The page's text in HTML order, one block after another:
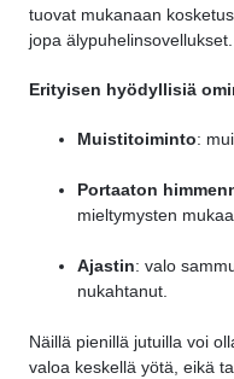
tuovat mukanaan
jopa älypuhelinsovellukset.
Erityisen hyödyllisiä
Muistitoiminto:
Portaaton
mieltymysten
Ajastin: valo
nukahtanut.
Näillä pienillä jutuilla voi
valoa keskellä yötä, eikä